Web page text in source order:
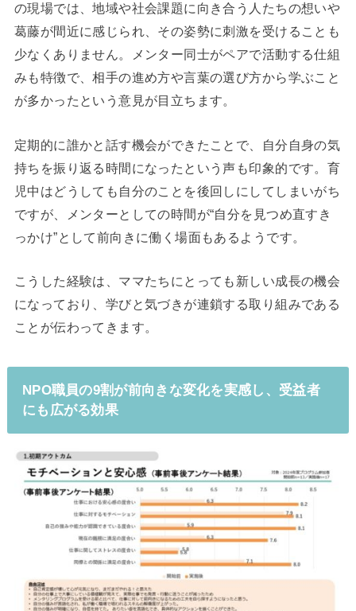
の現場では、地域や社会課題に向き合う人たちの想いや
葛藤が間近に感じられ、その姿勢に刺激を受けることも
少なくありません。メンター同士がペアで活動する仕組
みも特徴で、相手の進め方や言葉の選び方から学ぶこと
が多かったという意見が目立ちます。
定期的に誰かと話す機会ができたことで、自分自身の気
持ちを振り返る時間になったという声も印象的です。育
児中はどうしても自分のことを後回しにしてしまいがち
ですが、メンターとしての時間が“自分を見つめ直すき
っかけ”として前向きに働く場面もあるようです。
こうした経験は、ママたちにとっても新しい成長の機会
になっており、学びと気づきが連鎖する取り組みである
ことが伝わってきます。
NPO職員の9割が前向きな変化を実感し、受益者
にも広がる効果